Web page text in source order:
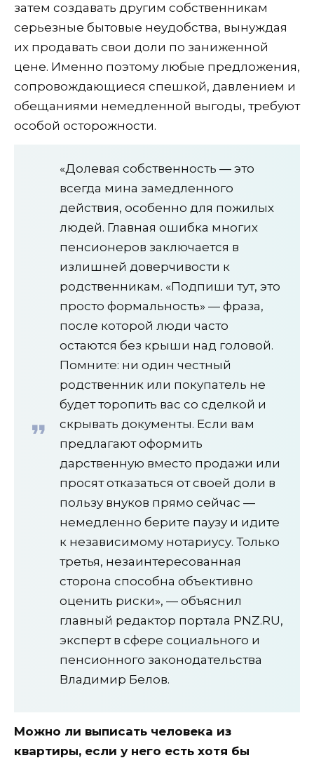
затем создавать другим собственникам
серьезные бытовые неудобства, вынуждая
их продавать свои доли по заниженной
цене. Именно поэтому любые предложения,
сопровождающиеся спешкой, давлением и
обещаниями немедленной выгоды, требуют
особой осторожности.
«Долевая собственность — это
всегда мина замедленного
действия, особенно для пожилых
людей. Главная ошибка многих
пенсионеров заключается в
излишней доверчивости к
родственникам. «Подпиши тут, это
просто формальность» — фраза,
после которой люди часто
остаются без крыши над головой.
Помните: ни один честный
родственник или покупатель не
будет торопить вас со сделкой и
скрывать документы. Если вам
предлагают оформить
дарственную вместо продажи или
просят отказаться от своей доли в
пользу внуков прямо сейчас —
немедленно берите паузу и идите
к независимому нотариусу. Только
третья, незаинтересованная
сторона способна объективно
оценить риски», — объяснил
главный редактор портала PNZ.RU,
эксперт в сфере социального и
пенсионного законодательства
Владимир Белов.
Можно ли выписать человека из
квартиры, если у него есть хотя бы